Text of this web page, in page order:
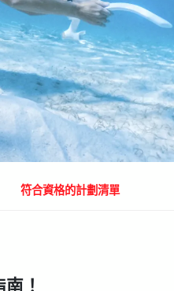
符合資格的計劃清單
！